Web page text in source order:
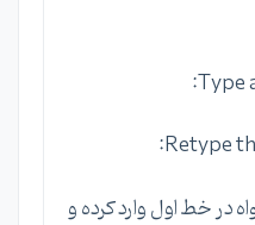
Type
Retype
در خط اول وارد کرده و